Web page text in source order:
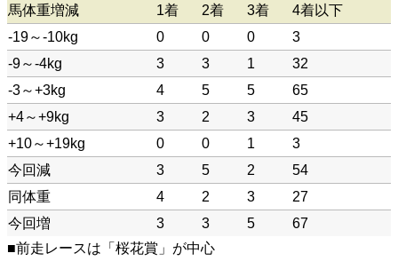
馬体重増減
1着 2着 3着
4着以下
-19～-10kg
0 0 0
3
-9～-4kg
3 3 1
32
-3～+3kg
4 5 5
65
+4～+9kg
3 2 3
45
+10～+19kg
0 0 1
3
今回減
3 5 2
54
同体重
4 2 3
27
今回増
3 3 5
67
■前走レースは「桜花賞」が中心